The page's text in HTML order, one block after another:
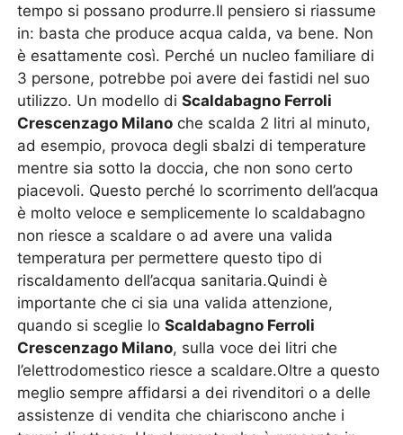
tempo si possano produrre.Il pensiero si riassume
in: basta che produce acqua calda, va bene. Non
è esattamente così. Perché un nucleo familiare di
3 persone, potrebbe poi avere dei fastidi nel suo
utilizzo. Un modello diScaldabagno Ferroli
Crescenzago Milano che scalda 2 litri al minuto,
ad esempio, provoca degli sbalzi di temperature
mentre sia sotto la doccia, che non sono certo
piacevoli. Questo perché lo scorrimento dell’acqua
è molto veloce e semplicemente lo scaldabagno
non riesce a scaldare o ad avere una valida
temperatura per permettere questo tipo di
riscaldamento dell’acqua sanitaria.Quindi è
importante che ci sia una valida attenzione,
quando si sceglie loScaldabagno Ferroli
Crescenzago Milano, sulla voce dei litri che
l’elettrodomestico riesce a scaldare.Oltre a questo
meglio sempre affidarsi a dei rivenditori o a delle
assistenze di vendita che chiariscono anche i